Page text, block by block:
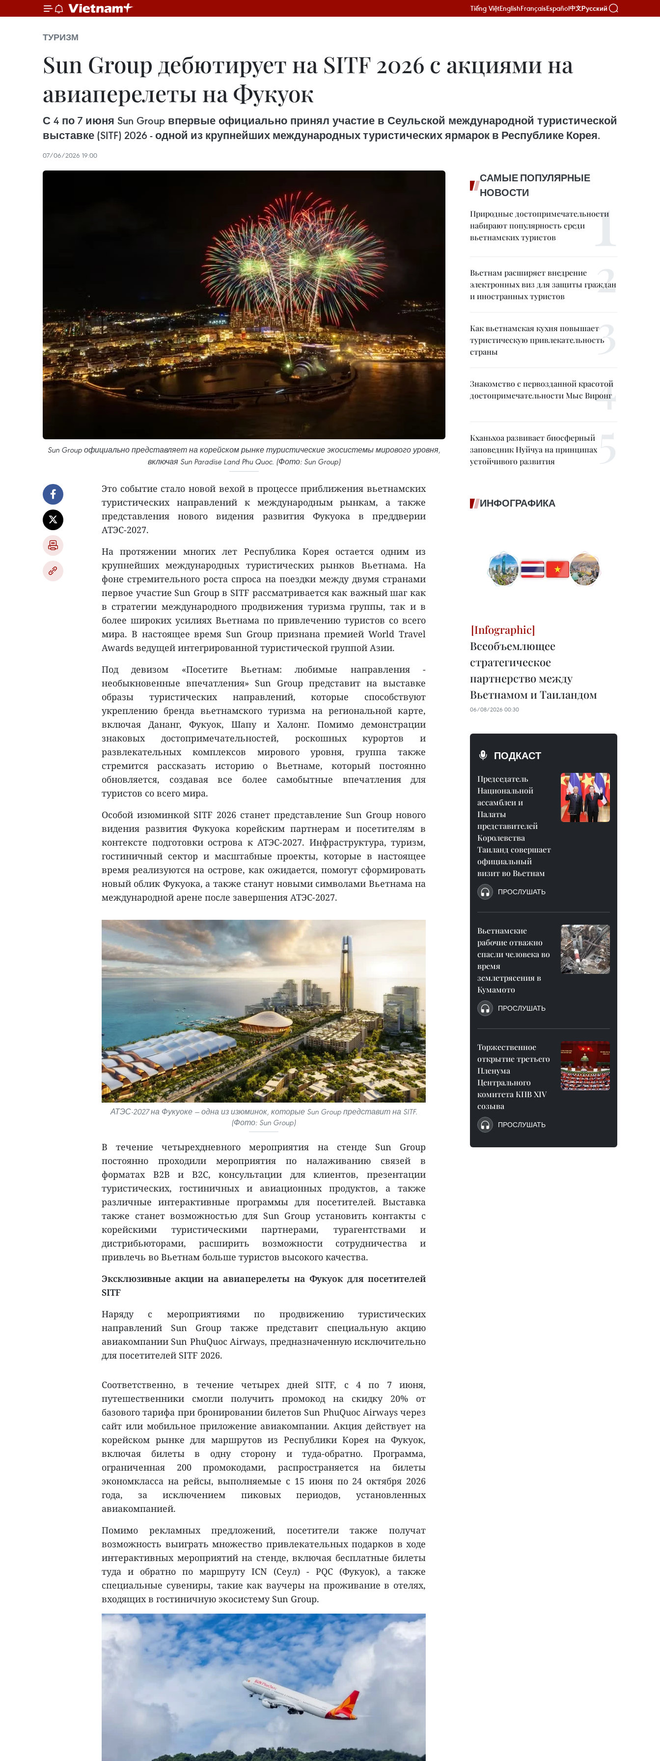
Tiếng ViệtEnglishFrançaisEspañol中文Русский
ТУРИЗМ
Sun Group дебютирует на SITF 2026 с акциями на
авиаперелеты на Фукуок
С 4 по 7 июня Sun Group впервые официально принял участие в Сеульской международной туристической
выставке (SITF) 2026 - одной из крупнейших международных туристических ярмарок в Республике Корея.
07/06/2026 19:00
Sun Group официально представляет на корейском рынке туристические экосистемы мирового уровня,
включая Sun Paradise Land Phu Quoc. (Фото: Sun Group)
Это событие стало новой вехой в процессе приближения вьетнамских
туристических направлений к международным рынкам, а также
представления нового видения развития Фукуока в преддверии
АТЭС-2027.
На протяжении многих лет Республика Корея остается одним из
крупнейших международных туристических рынков Вьетнама. На
фоне стремительного роста спроса на поездки между двумя странами
первое участие Sun Group в SITF рассматривается как важный шаг как
в стратегии международного продвижения туризма группы, так и в
более широких усилиях Вьетнама по привлечению туристов со всего
мира. В настоящее время Sun Group признана премией World Travel
Awards ведущей интегрированной туристической группой Азии.
Под девизом «Посетите Вьетнам: любимые направления -
необыкновенные впечатления» Sun Group представит на выставке
образы туристических направлений, которые способствуют
укреплению бренда вьетнамского туризма на региональной карте,
включая Дананг, Фукуок, Шапу и Халонг. Помимо демонстрации
знаковых достопримечательностей, роскошных курортов и
развлекательных комплексов мирового уровня, группа также
стремится рассказать историю о Вьетнаме, который постоянно
обновляется, создавая все более самобытные впечатления для
туристов со всего мира.
Особой изюминкой SITF 2026 станет представление Sun Group нового
видения развития Фукуока корейским партнерам и посетителям в
контексте подготовки острова к АТЭС-2027. Инфраструктура, туризм,
гостиничный сектор и масштабные проекты, которые в настоящее
время реализуются на острове, как ожидается, помогут сформировать
новый облик Фукуока, а также станут новыми символами Вьетнама на
международной арене после завершения АТЭС-2027.
АТЭС-2027 на Фукуоке — одна из изюминок, которые Sun Group представит на SITF.
(Фото: Sun Group)
В течение четырехдневного мероприятия на стенде Sun Group
постоянно проходили мероприятия по налаживанию связей в
форматах B2B и B2C, консультации для клиентов, презентации
туристических, гостиничных и авиационных продуктов, а также
различные интерактивные программы для посетителей. Выставка
также станет возможностью для Sun Group установить контакты с
корейскими туристическими партнерами, турагентствами и
дистрибьюторами, расширить возможности сотрудничества и
привлечь во Вьетнам больше туристов высокого качества.
Эксклюзивные акции на авиаперелеты на Фукуок для посетителей
SITF
Наряду с мероприятиями по продвижению туристических
направлений Sun Group также представит специальную акцию
авиакомпании Sun PhuQuoc Airways, предназначенную исключительно
для посетителей SITF 2026.
Соответственно, в течение четырех дней SITF, с 4 по 7 июня,
путешественники смогли получить промокод на скидку 20% от
базового тарифа при бронировании билетов Sun PhuQuoc Airways через
сайт или мобильное приложение авиакомпании. Акция действует на
корейском рынке для маршрутов из Республики Корея на Фукуок,
включая билеты в одну сторону и туда-обратно. Программа,
ограниченная 200 промокодами, распространяется на билеты
экономкласса на рейсы, выполняемые с 15 июня по 24 октября 2026
года, за исключением пиковых периодов, установленных
авиакомпанией.
Помимо рекламных предложений, посетители также получат
возможность выиграть множество привлекательных подарков в ходе
интерактивных мероприятий на стенде, включая бесплатные билеты
туда и обратно по маршруту ICN (Сеул) - PQC (Фукуок), а также
специальные сувениры, такие как ваучеры на проживание в отелях,
входящих в гостиничную экосистему Sun Group.
САМЫЕ ПОПУЛЯРНЫЕ
НОВОСТИ
Природные достопримечательности
набирают популярность среди
вьетнамских туристов
Вьетнам расширяет внедрение
электронных виз для защиты граждан
и иностранных туристов
Как вьетнамская кухня повышает
туристическую привлекательность
страны
Знакомство с первозданной красотой
достопримечательности Мыс Виронг
Кханьхоа развивает биосферный
заповедник Нуйчуа на принципах
устойчивого развития
ИНФОГРАФИКА
Всеобъемлющее
стратегическое
партнерство между
Вьетнамом и Таиландом
06/08/2026 00:30
ПОДКАСТ
Председатель
Национальной
ассамблеи и
Палаты
представителей
Королевства
Таиланд совершает
официальный
визит во Вьетнам
ПРОСЛУШАТЬ
Вьетнамские
рабочие отважно
спасли человека во
время
землетрясения в
Кумамото
ПРОСЛУШАТЬ
Торжественное
открытие третьего
Пленума
Центрального
комитета КПВ XIV
созыва
ПРОСЛУШАТЬ